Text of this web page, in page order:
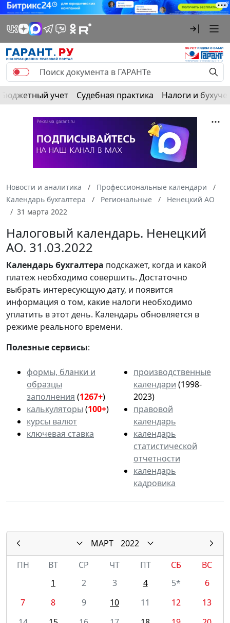
Бюджетный учет Судебная практика Налоги и
Новости и аналитика
Профессиональные календари
Календарь бухгалтера
Региональные
Ненецкий АО
31 марта 2022
Налоговый календарь. Ненецкий
АО. 31.03.2022
Календарьбухгалтера подскажет, когда и какой
платеж необходимо совершить. Достаточно
выбрать интересующую дату, и появится
информация о том, какие налоги необходимо
уплатить в этот день. Календарь обновляется в
режиме реального времени.
Полезные сервисы:
формы, бланки и
образцы
заполнения (1267+)
калькуляторы (100+)
курсы валют
ключевая ставка
производственные
календари (1998-
2023)
правовой
календарь
календарь
статистической
отчетности
календарь
кадровика
МАРТ
2022
ПН
ВТ СР ЧТ ПТ СБ
ВС
1
2 3 4 5*
6
7
8 9 10 11 12
13